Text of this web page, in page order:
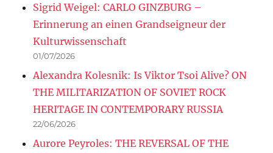
Sigrid Weigel: CARLO GINZBURG –
Erinnerung an einen Grandseigneur der
Kulturwissenschaft
01/07/2026
Alexandra Kolesnik: Is Viktor Tsoi Alive? ON
THE MILITARIZATION OF SOVIET ROCK
HERITAGE IN CONTEMPORARY RUSSIA
22/06/2026
Aurore Peyroles: THE REVERSAL OF THE